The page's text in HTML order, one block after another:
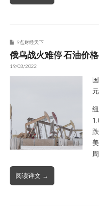
9点财经天下
俄乌战火难停 石油价
19/03/2022
阅读详文 →